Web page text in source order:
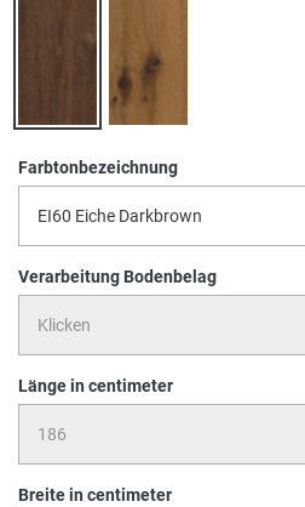
Farbtonbezeichnung
Verarbeitung Bodenbelag
Länge in centimeter
Breite in centimeter